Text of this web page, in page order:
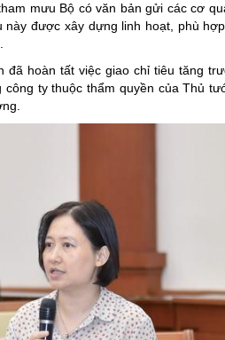
mưu Bộ có văn bản gửi các cơ
được xây dựng linh hoạt, phù
hoàn tất việc giao chỉ tiêu tăng
ty thuộc thẩm quyền của Thủ